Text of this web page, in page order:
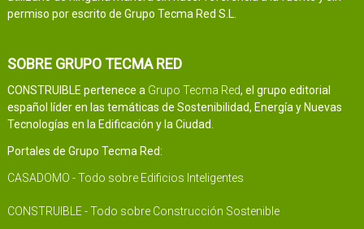
permiso por escrito de Grupo Tecma Red S.L.
SOBRE GRUPO TECMA RED
CONSTRUIBLE pertenece a Grupo Tecma Red, el grupo editorial
español líder en las temáticas de Sostenibilidad, Energía y Nuevas
Tecnologías en la Edificación y la Ciudad.
Portales de Grupo Tecma Red:
CASADOMO - Todo sobre Edificios Inteligentes
CONSTRUIBLE - Todo sobre Construcción Sostenible